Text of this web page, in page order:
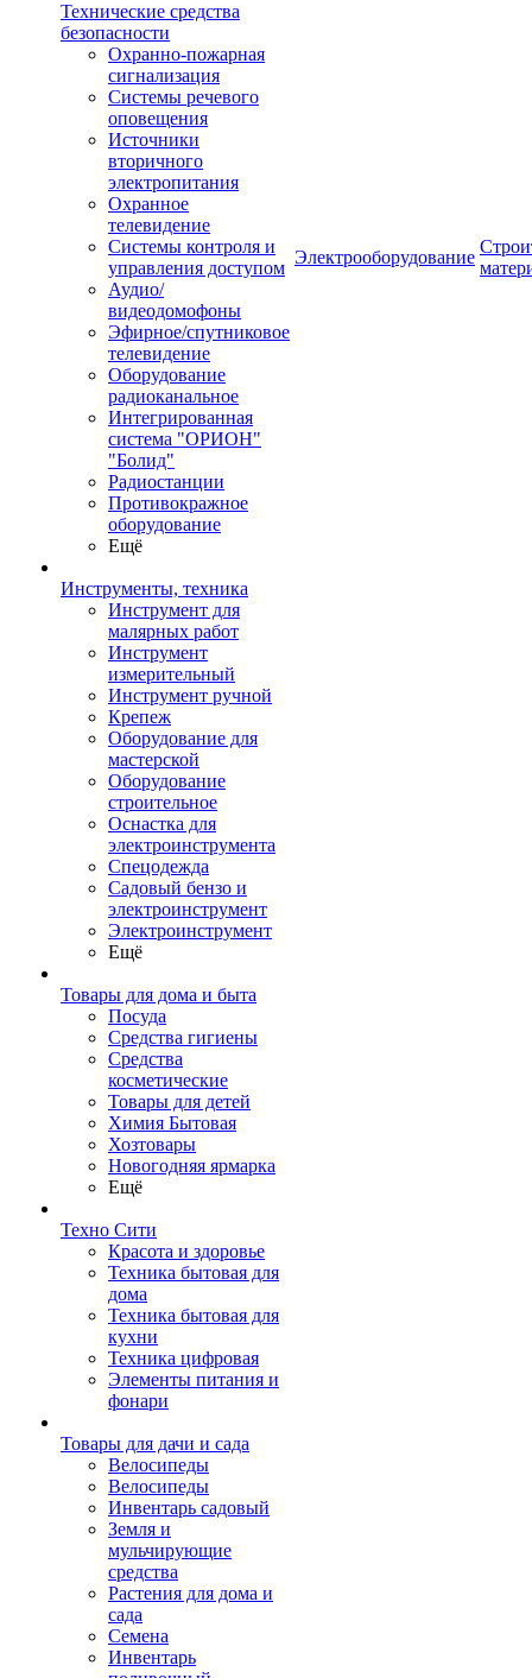
Технические средства
безопасности
Охранно-пожарная
сигнализация
Системы речевого
оповещения
Источники
вторичного
электропитания
Охранное
телевидение
Системы контроля и
управления доступом
Аудио/
видеодомофоны
Эфирное/спутниковое
телевидение
Оборудование
радиоканальное
Интегрированная
система "ОРИОН"
"Болид"
Радиостанции
Противокражное
оборудование
Ещё
Инструменты, техника
Инструмент для
малярных работ
Инструмент
измерительный
Инструмент ручной
Крепеж
Оборудование для
мастерской
Оборудование
строительное
Оснастка для
электроинструмента
Спецодежда
Садовый бензо и
электроинструмент
Электроинструмент
Ещё
Товары для дома и быта
Посуда
Средства гигиены
Средства
косметические
Товары для детей
Химия Бытовая
Хозтовары
Новогодняя ярмарка
Ещё
Техно Сити
Красота и здоровье
Техника бытовая для
дома
Техника бытовая для
кухни
Техника цифровая
Элементы питания и
фонари
Товары для дачи и сада
Велосипеды
Велосипеды
Инвентарь садовый
Земля и
мульчирующие
средства
Растения для дома и
сада
Семена
Инвентарь
Электрооборудование